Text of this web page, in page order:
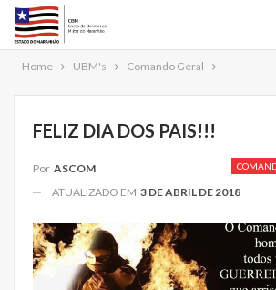
Home UBM's Comando Geral
FELIZ DIA DOS PAIS!!!
Por ASCOM
ATUALIZADO EM 3 DE ABRIL DE 2018